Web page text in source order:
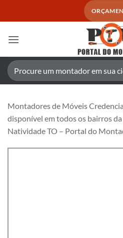
Pesquisar
por:
Montadores de Móveis
disponível em todos os bairros
Natividade TO – Portal do